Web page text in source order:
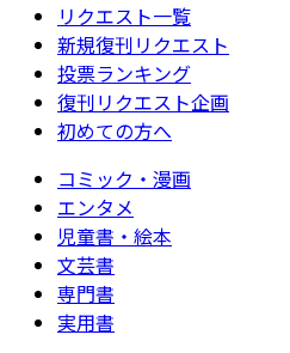
リクエスト一覧
新規復刊リクエスト
投票ランキング
復刊リクエスト企画
初めての方へ
コミック・漫画
エンタメ
児童書・絵本
文芸書
専門書
実用書